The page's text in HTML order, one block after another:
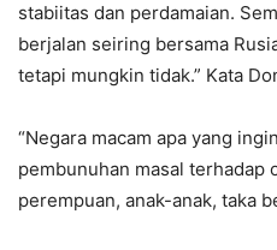
stabiitas dan perdamaian.
berjalan seiring bersama
tetapi mungkin tidak.” Kata
“Negara macam apa yang
pembunuhan masal terhadap
perempuan, anak-anak, taka